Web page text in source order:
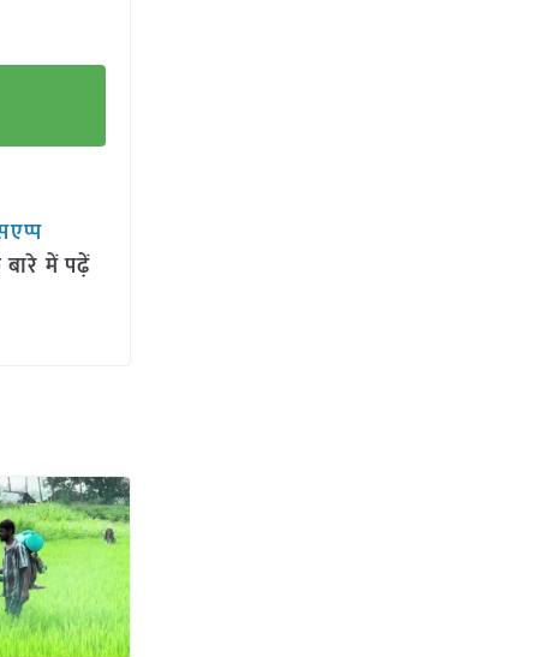
में पढ़ें